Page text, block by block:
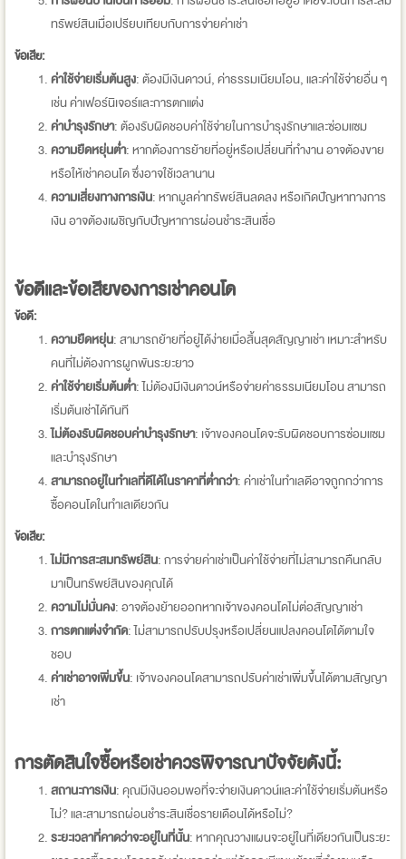
ทรัพย์สินเมื่อเปรียบเทียบกับการจ่ายค่าเช่า
ข้อเสีย:
ค่าใช้จ่ายเริ่มต้นสูง: ต้องมีเงินดาวน์, ค่าธรรมเนียมโอน, และค่าใช้จ่ายอื่น ๆ
เช่น ค่าเฟอร์นิเจอร์และการตกแต่ง
ค่าบำรุงรักษา: ต้องรับผิดชอบค่าใช้จ่ายในการบำรุงรักษาและซ่อมแซม
ความยืดหยุ่นต่ำ: หากต้องการย้ายที่อยู่หรือเปลี่ยนที่ทำงาน อาจต้องขาย
หรือให้เช่าคอนโด ซึ่งอาจใช้เวลานาน
ความเสี่ยงทางการเงิน: หากมูลค่าทรัพย์สินลดลง หรือเกิดปัญหาทางการ
เงิน อาจต้องเผชิญกับปัญหาการผ่อนชำระสินเชื่อ
ข้อดีและข้อเสียของการเช่าคอนโด
ข้อดี:
ความยืดหยุ่น: สามารถย้ายที่อยู่ได้ง่ายเมื่อสิ้นสุดสัญญาเช่า เหมาะสำหรับ
คนที่ไม่ต้องการผูกพันระยะยาว
ค่าใช้จ่ายเริ่มต้นต่ำ: ไม่ต้องมีเงินดาวน์หรือจ่ายค่าธรรมเนียมโอน สามารถ
เริ่มต้นเช่าได้ทันที
ไม่ต้องรับผิดชอบค่าบำรุงรักษา: เจ้าของคอนโดจะรับผิดชอบการซ่อมแซม
และบำรุงรักษา
สามารถอยู่ในทำเลที่ดีได้ในราคาที่ต่ำกว่า: ค่าเช่าในทำเลดีอาจถูกกว่าการ
ซื้อคอนโดในทำเลเดียวกัน
ข้อเสีย:
ไม่มีการสะสมทรัพย์สิน: การจ่ายค่าเช่าเป็นค่าใช้จ่ายที่ไม่สามารถคืนกลับ
มาเป็นทรัพย์สินของคุณได้
ความไม่มั่นคง: อาจต้องย้ายออกหากเจ้าของคอนโดไม่ต่อสัญญาเช่า
การตกแต่งจำกัด: ไม่สามารถปรับปรุงหรือเปลี่ยนแปลงคอนโดได้ตามใจ
ชอบ
ค่าเช่าอาจเพิ่มขึ้น: เจ้าของคอนโดสามารถปรับค่าเช่าเพิ่มขึ้นได้ตามสัญญา
เช่า
การตัดสินใจซื้อหรือเช่าควรพิจารณาปัจจัยดังนี้:
สถานะการเงิน: คุณมีเงินออมพอที่จะจ่ายเงินดาวน์และค่าใช้จ่ายเริ่มต้นหรือ
ไม่? และสามารถผ่อนชำระสินเชื่อรายเดือนได้หรือไม่?
ระยะเวลาที่คาดว่าจะอยู่ในที่นั้น: หากคุณวางแผนจะอยู่ในที่เดียวกันเป็นระยะ